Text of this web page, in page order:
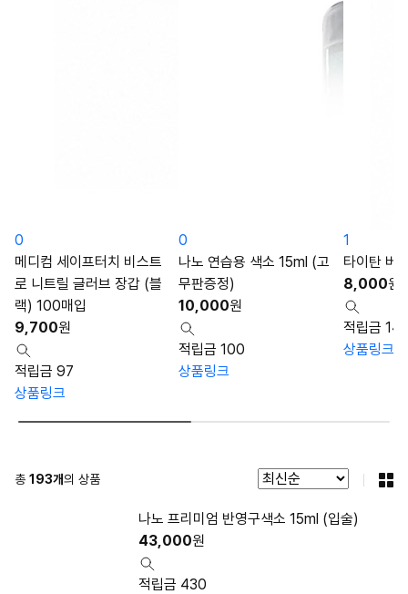
0
메디컴 세이프터치 비스트
로 니트릴 글러브 장갑 (블
랙) 100매입
9,700원
적립금 97
상품링크
0
나노 연습용 색소 15ml (고
무판증정)
10,000원
적립금 100
상품링크
1
타이탄 버
8,000원
적립금
상품링크
총 193개의 상품
나노 프리미엄 반영구색소 15ml (입술)
43,000원
적립금 430